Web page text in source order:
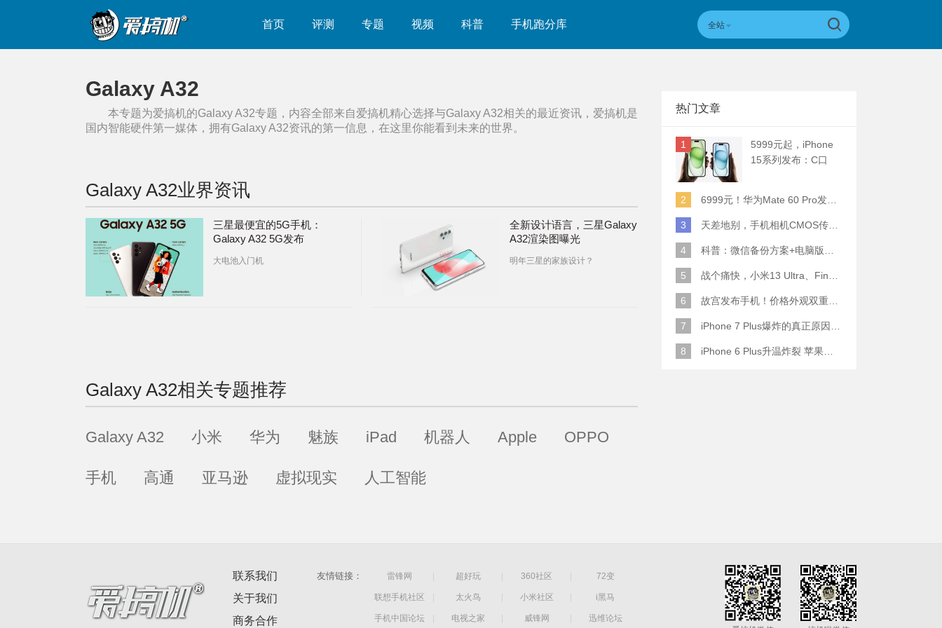
首页 评测 专题 视频 科普 手机跑分库 全站
Galaxy A32
本专题为爱搞机的Galaxy A32专题，内容全部来自爱搞机精心选择与Galaxy A32相关的最近资讯，爱搞机是
国内智能硬件第一媒体，拥有Galaxy A32资讯的第一信息，在这里你能看到未来的世界。
Galaxy A32业界资讯
三星最便宜的5G手机：
Galaxy A32 5G发布
大电池入门机
全新设计语言，三星Galaxy
A32渲染图曝光
明年三星的家族设计？
Galaxy A32相关专题推荐
Galaxy A32 小米 华为 魅族 iPad 机器人 Apple OPPO
手机 高通 亚马逊 虚拟现实 人工智能
热门文章
1
5999元起，iPhone
15系列发布：C口
2
6999元！华为Mate 60 Pro发布：麒麟9000S+卫星通话 (附初步跑分)
3 天差地别，手机相机CMOS传感器实际面积对比
4 科普：微信备份方案+电脑版丢失数据恢复指南
5 战个痛快，小米13 Ultra、Find X6 Pro、vivo X90 Pro+、小米12SU拍照横评
6 故宫发布手机！价格外观双重逆天！
7 iPhone 7 Plus爆炸的真正原因原来是这样
8 iPhone 6 Plus升温炸裂 苹果赔了一部全新的
联系我们
关于我们
商务合作
友情链接： 雷锋网 超好玩 360社区 72变
联想手机社区 太火鸟 小米社区 i黑马
手机中国论坛 电视之家 威锋网
迅维论坛